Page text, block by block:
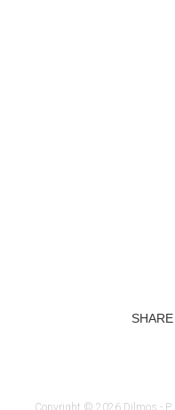
SHARE
Copyright © 2026 Dilmos -